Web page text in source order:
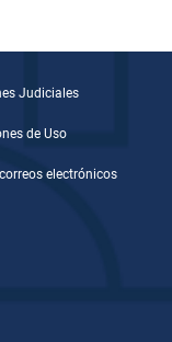
Judiciales
de Uso
electrónicos